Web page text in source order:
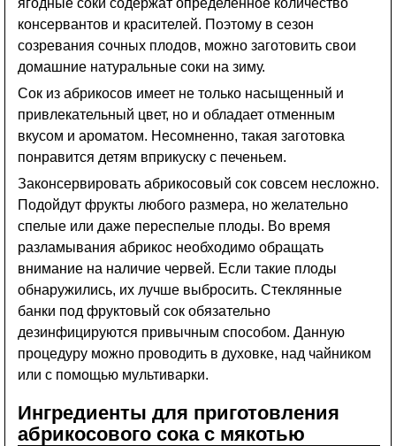
ягодные соки содержат определенное количество
консервантов и красителей. Поэтому в сезон
созревания сочных плодов, можно заготовить свои
домашние натуральные соки на зиму.
Сок из абрикосов имеет не только насыщенный и
привлекательный цвет, но и обладает отменным
вкусом и ароматом. Несомненно, такая заготовка
понравится детям вприкуску с печеньем.
Законсервировать абрикосовый сок совсем несложно.
Подойдут фрукты любого размера, но желательно
спелые или даже переспелые плоды. Во время
разламывания абрикос необходимо обращать
внимание на наличие червей. Если такие плоды
обнаружились, их лучше выбросить. Стеклянные
банки под фруктовый сок обязательно
дезинфицируются привычным способом. Данную
процедуру можно проводить в духовке, над чайником
или с помощью мультиварки.
Ингредиенты для приготовления
абрикосового сока с мякотью